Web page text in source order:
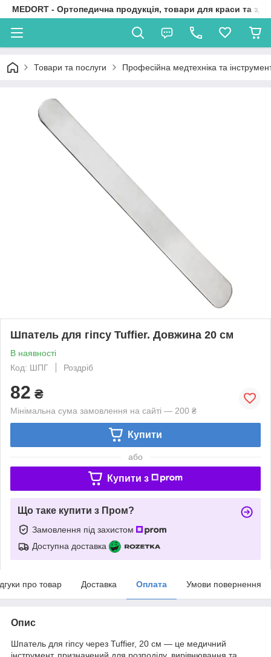
MEDORT - Ортопедична продукція, товари для краси та
Товари та послуги Професійна медтехніка та
Шпатель для гіпсу Tuffier. Довжина 20 см
В наявності
Код: ШПГ
Роздріб
82 ₴
Мінімальна сума замовлення на сайті — 200 ₴
Купити
або
Купити з
Що таке купити з Пром?
Замовлення під захистом
Доступна доставка
про товар Доставка Оплата Умови повернення
Опис
Шпатель для гіпсу через Tuffier, 20 см — це медичний
інструмент, призначений для розподілу, вирівнювання та